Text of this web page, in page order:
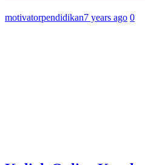
motivatorpendidikan7 years ago 0